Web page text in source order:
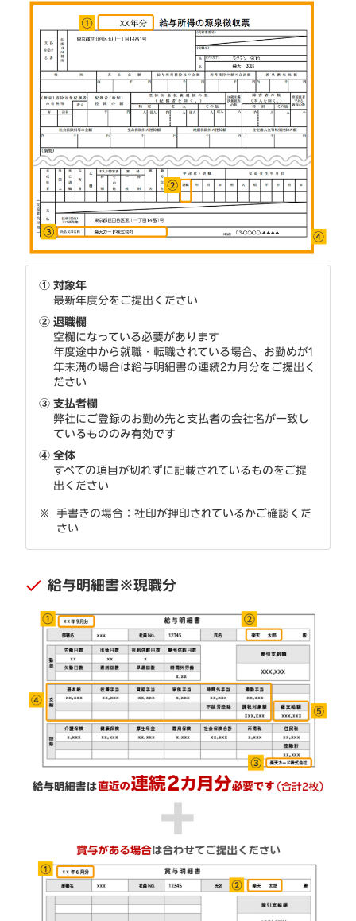
① 対象年
最新年度分をご提出ください
② 退職欄
空欄になっている必要があります
年度途中から就職・転職されている場合、お勤めが1
年未満の場合は給与明細書の連続2カ月分をご提出く
ださい
③ 支払者欄
弊社にご登録のお勤め先と支払者の会社名が一致し
ているもののみ有効です
④ 全体
すべての項目が切れずに記載されているものをご提
出ください
手書きの場合：社印が押印されているかご確認くだ
さい
給与明細書※現職分